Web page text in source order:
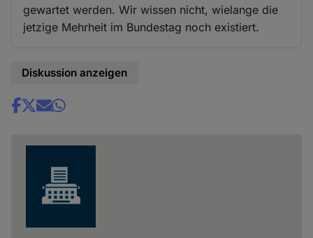
gewartet werden. Wir wissen nicht, wielange die
jetzige Mehrheit im Bundestag noch existiert.
Diskussion anzeigen
Share